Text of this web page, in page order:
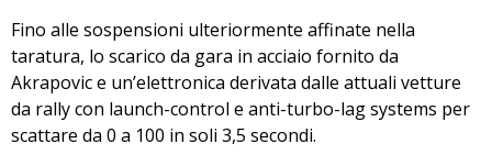
Fino alle sospensioni ulteriormente affinate nella
taratura, lo scarico da gara in acciaio fornito da
Akrapovice un’elettronica derivata dalle attuali vetture
da rally con launch-control e anti-turbo-lag systems per
scattare da 0 a 100 in soli 3,5 secondi.